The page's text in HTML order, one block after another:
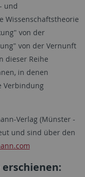
und
Wissenschaftstheorie
von der
von der Vernunft
dieser Reihe
in denen
Verbindung
Verlag (Münster -
und sind über den